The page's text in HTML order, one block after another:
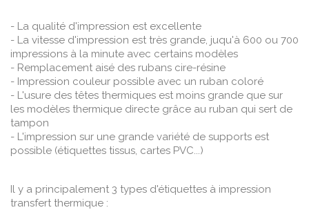
- La qualité d'impression est excellente
- La vitesse d'impression est très grande, juqu'à 600 ou 700
impressions à la minute avec certains modèles
- Remplacement aisé des rubans cire-résine
- Impression couleur possible avec un ruban coloré
- L'usure des têtes thermiques est moins grande que sur
les modèles thermique directe grâce au ruban qui sert de
tampon
- L'impression sur une grande variété de supports est
possible (étiquettes tissus, cartes PVC...)
Il y a principalement 3 types d'étiquettes à impression
transfert thermique :